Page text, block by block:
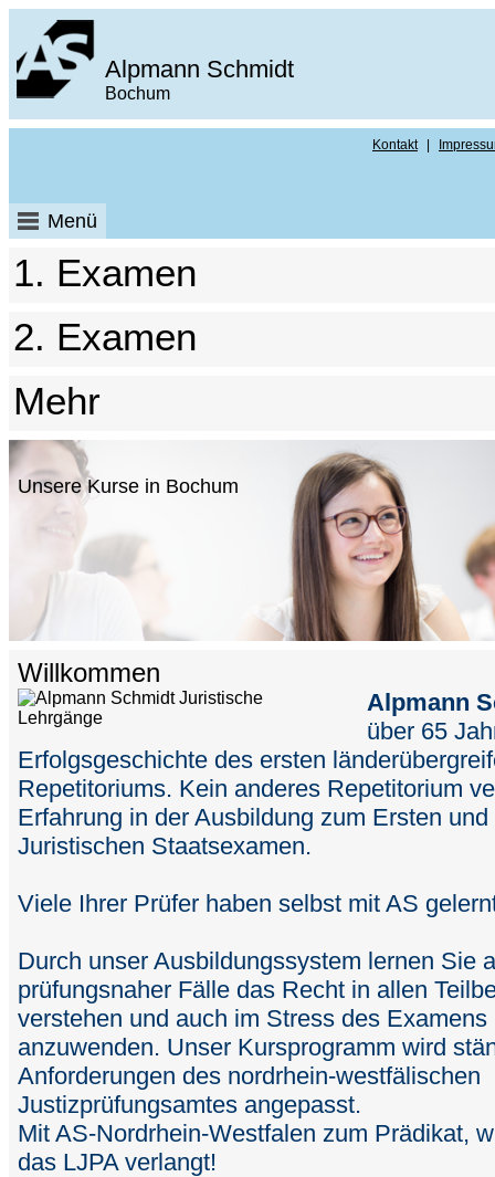
Alpmann Schmidt
Bochum
Kontakt
Menü
1. Examen
2. Examen
Mehr
Unsere Kurse in Bochum
Willkommen
Alpmann
über 65
Erfolgsgeschichte des ersten
Repetitoriums. Kein anderes Repetitorium
Erfahrung in der Ausbildung zum Ersten
Juristischen Staatsexamen.
Viele Ihrer Prüfer haben selbst mit AS
Durch unser Ausbildungssystem lernen Sie
prüfungsnaher Fälle das Recht in allen
verstehen und auch im Stress des Examens
anzuwenden. Unser Kursprogramm wird
Anforderungen des nordrhein-westfälischen
Justizprüfungsamtes angepasst.
Mit AS-Nordrhein-Westfalen zum Prädikat,
das LJPA verlangt!